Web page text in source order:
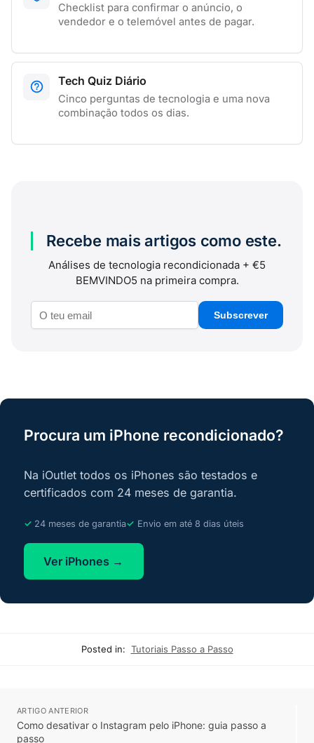
Checklist para confirmar o anúncio, o
vendedor e o telemóvel antes de pagar.
Tech Quiz Diário
Cinco perguntas de tecnologia e uma nova
combinação todos os dias.
Recebe mais artigos como este.
Análises de tecnologia recondicionada + €5
BEMVINDO5 na primeira compra.
Subscrever
Procura um iPhone recondicionado?
Na iOutlet todos os iPhones são testados e
certificados com 24 meses de garantia.
24 meses de garantia Envio em até 8 dias úteis
Ver iPhones →
Posted in: Tutoriais Passo a Passo
ARTIGO ANTERIOR
Como desativar o Instagram pelo iPhone: guia passo a
passo